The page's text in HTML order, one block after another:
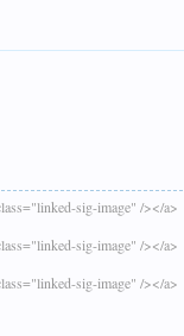
sig-image" /></a>
sig-image" /></a>
sig-image" /></a>